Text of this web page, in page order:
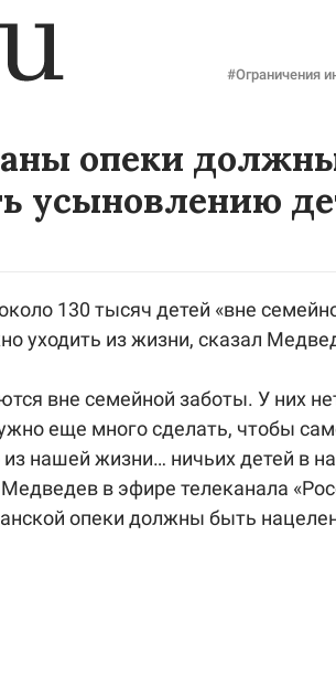
#Ограничения
опеки
усыновлению
130 тысяч детей «вне
уходить из жизни, сказал
вне семейной заботы. У них
еще много сделать, чтобы
нашей жизни… ничьих детей в
в эфире телеканала
опеки должны быть